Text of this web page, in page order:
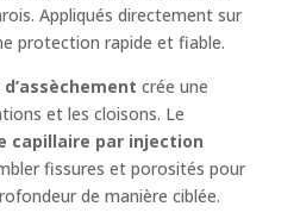
Appliqués directement sur
protection rapide et fiable.
crée une
et les cloisons. Le
par injection
fissures et porosités pour
de manière ciblée.